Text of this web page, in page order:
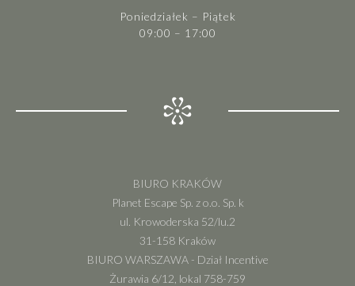
Poniedziałek – Piątek
09:00 – 17:00
BIURO KRAKÓW
Planet Escape Sp. z o.o. Sp. k
ul. Krowoderska 52/lu.2
31-158 Kraków
BIURO WARSZAWA - Dział Incentive
Żurawia 6/12, lokal 758-759